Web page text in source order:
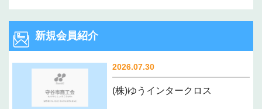
新規会員紹介
2026.07.30
(株)ゆうインタークロス